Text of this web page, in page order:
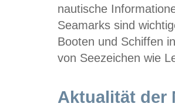
nautische
Seamarks sind
Booten und Schiffen
von Seezeichen wie
Aktualität der